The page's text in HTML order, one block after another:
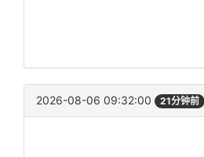
2026-08-06 09:32:00 21分钟前